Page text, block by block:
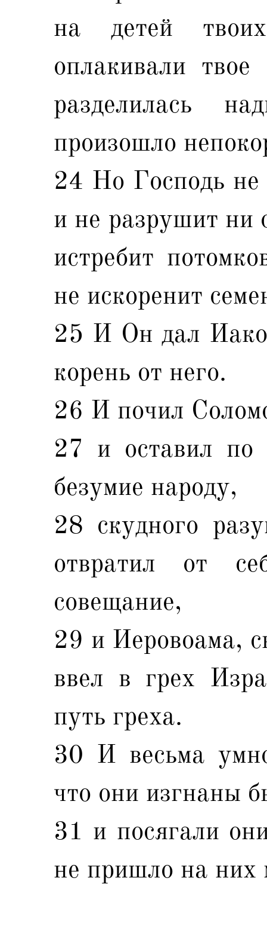
на детей
оплакивали
разделилась
произошло
24 Но Господь не
и не разрушит ни
истребит
не искоренит
25 И Он дал
корень от него.
26 И почил
27 и оставил по
безумие народу,
28 скудного
отвратил от
совещание,
29 и Иеровоама,
ввел в грех
путь греха.
30 И весьма
что они изгнаны
31 и посягали
не пришло на них